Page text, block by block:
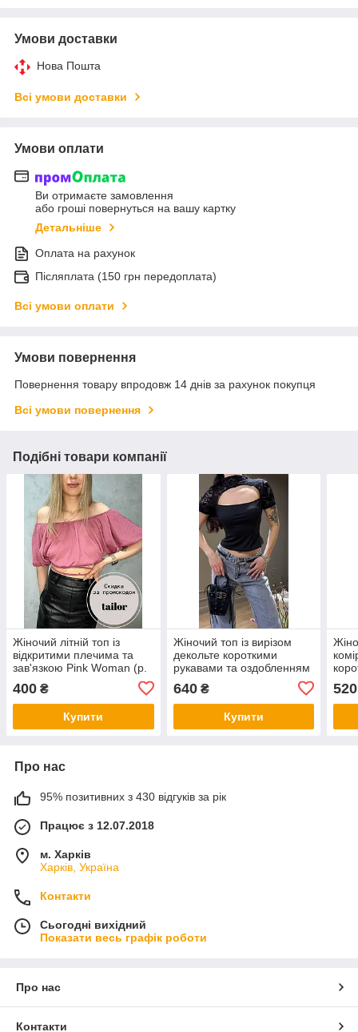
Умови доставки
Нова Пошта
Всі умови доставки
Умови оплати
Ви отримаєте замовлення
або гроші повернуться на вашу картку
Детальніше
Оплата на рахунок
Післяплата (150 грн передоплата)
Всі умови оплати
Умови повернення
Повернення товару впродовж 14 днів за рахунок покупця
Всі умови повернення
Подібні товари компанії
Жіночий літній топ із
відкритими плечима та
зав'язкою Pink Woman (р.
400 ₴
Купити
Жіночий топ із вирізом
декольте короткими
рукавами та оздобленням
33ma1325
640₴
Купити
520
Про нас
95% позитивних з 430 відгуків за рік
Працює з 12.07.2018
м. Харків
Харків, Україна
Контакти
Сьогодні вихідний
Показати весь графік роботи
Про нас
Контакти